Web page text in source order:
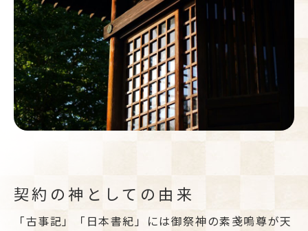
契約の神としての由来
「古事記」「日本書紀」には御祭神の素戔嗚尊が天